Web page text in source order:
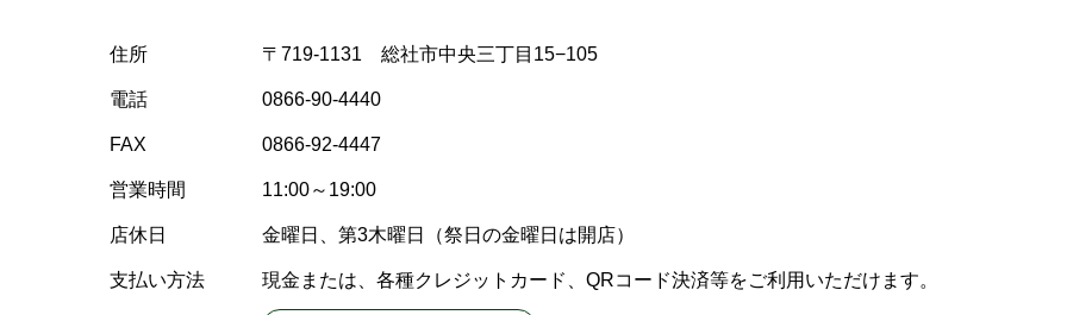
住所 〒719-1131 総社市中央三丁目15−105
電話 0866-90-4440
FAX 0866-92-4447
営業時間 11:00～19:00
店休日 金曜日、第3木曜日（祭日の金曜日は開店）
支払い方法 現金または、各種クレジットカード、QRコード決済等をご利用いただけます。